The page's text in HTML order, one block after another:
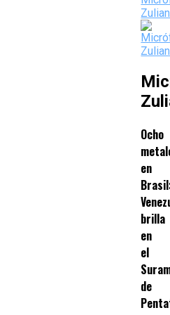
Ocho
en
brilla
en
el
de